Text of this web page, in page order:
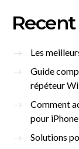
Les
Guide
répéteur
Comment
pour
Solutions